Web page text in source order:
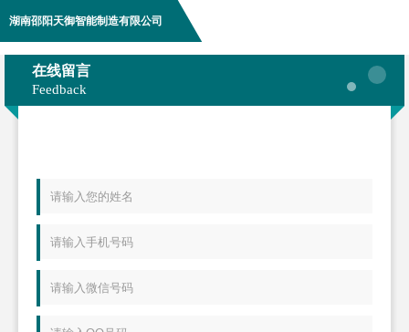
湖南邵阳天御智能制造有限公司
在线留言
Feedback